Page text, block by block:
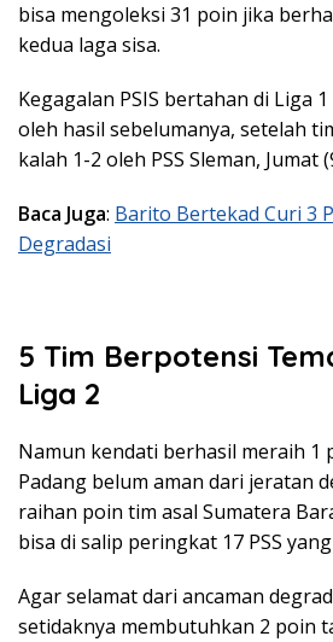
bisa mengoleksi 31 poin jika
kedua laga sisa.
Kegagalan PSIS bertahan di Liga
oleh hasil sebelumanya, setelah
kalah 1-2 oleh PSS Sleman, Jumat
Baca Juga: Barito Bertekad Curi 3
Degradasi
5 Tim Berpotensi
Liga 2
Namun kendati berhasil meraih 1
Padang belum aman dari jeratan
raihan poin tim asal Sumatera
bisa di salip peringkat 17 PSS
Agar selamat dari ancaman
setidaknya membutuhkan 2 poin